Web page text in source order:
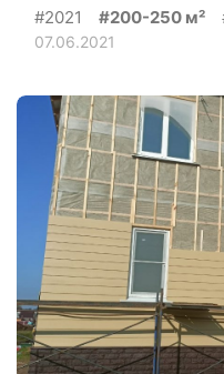
#2021 #200-250 м²
07.06.2021